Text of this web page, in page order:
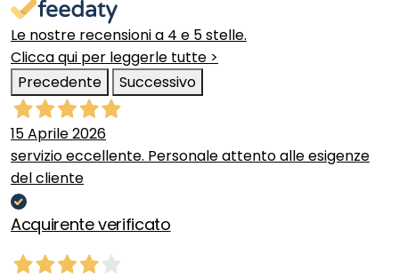
Le nostre recensioni a 4 e 5 stelle.
Clicca qui per leggerle tutte >
Precedente
Successivo
15 Aprile 2026
servizio eccellente. Personale attento alle esigenze
del cliente
Acquirente verificato